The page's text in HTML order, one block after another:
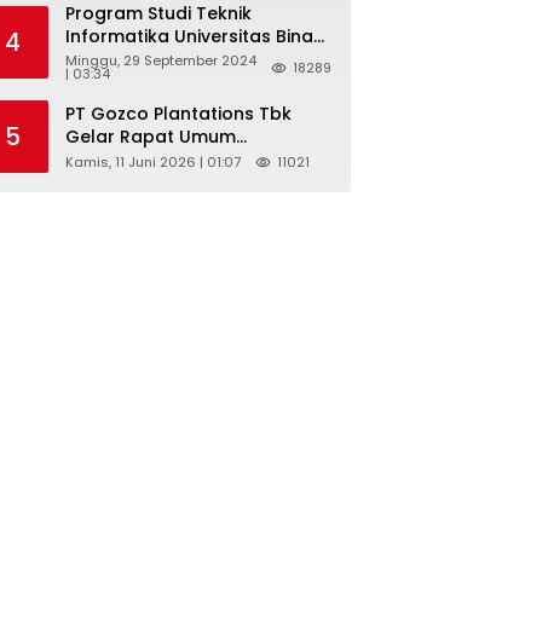
4
Program Studi Teknik
Informatika Universitas Bina
Sarana Informatika
Selenggarakan Pelatihan
Pemanfaatan Aplikasi Tiktok
Shop Sebagai Media
Pemasaran Pada Forum
UMKM Bojongbaru
Minggu, 29 September 2024
| 03:34 18289
5
PT Gozco Plantations Tbk
Gelar Rapat Umum
Pemegang Saham Tahunan
Kamis, 11 Juni 2026 | 01:07 11021